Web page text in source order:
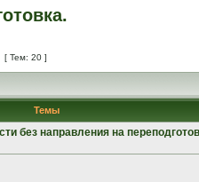
[ Тем: 20 ]
Темы
без направления на